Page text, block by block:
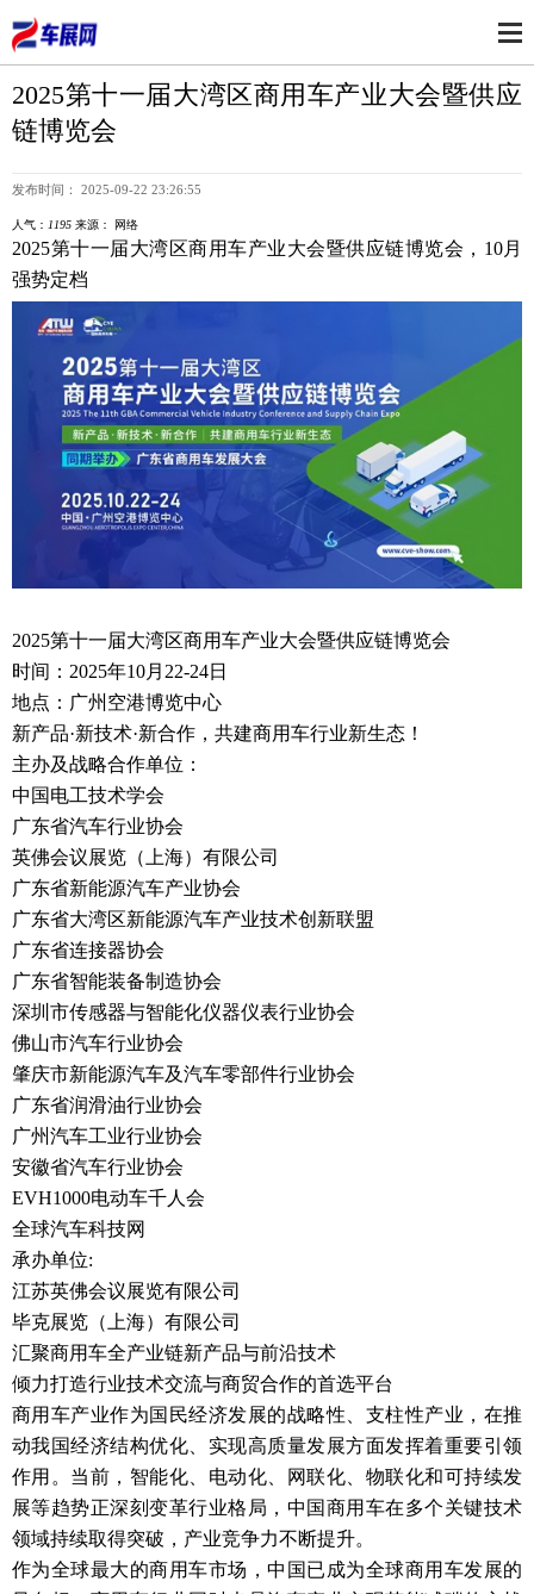
2025第十一届大湾区商用车产业大会暨供应
链博览会
发布时间： 2025-09-22 23:26:55
人气： 1195 来源： 网络
2025第十一届大湾区商用车产业大会暨供应链博览会，10月
强势定档
2025第十一届大湾区商用车产业大会暨供应链博览会
时间：2025年10月22-24日
地点：广州空港博览中心
新产品·新技术·新合作，共建商用车行业新生态！
主办及战略合作单位：
中国电工技术学会
广东省汽车行业协会
英佛会议展览（上海）有限公司
广东省新能源汽车产业协会
广东省大湾区新能源汽车产业技术创新联盟
广东省连接器协会
广东省智能装备制造协会
深圳市传感器与智能化仪器仪表行业协会
佛山市汽车行业协会
肇庆市新能源汽车及汽车零部件行业协会
广东省润滑油行业协会
广州汽车工业行业协会
安徽省汽车行业协会
EVH1000电动车千人会
全球汽车科技网
承办单位:
江苏英佛会议展览有限公司
毕克展览（上海）有限公司
汇聚商用车全产业链新产品与前沿技术
倾力打造行业技术交流与商贸合作的首选平台
商用车产业作为国民经济发展的战略性、支柱性产业，在推
动我国经济结构优化、实现高质量发展方面发挥着重要引领
作用。当前，智能化、电动化、网联化、物联化和可持续发
展等趋势正深刻变革行业格局，中国商用车在多个关键技术
领域持续取得突破，产业竞争力不断提升。
作为全球最大的商用车市场，中国已成为全球商用车发展的